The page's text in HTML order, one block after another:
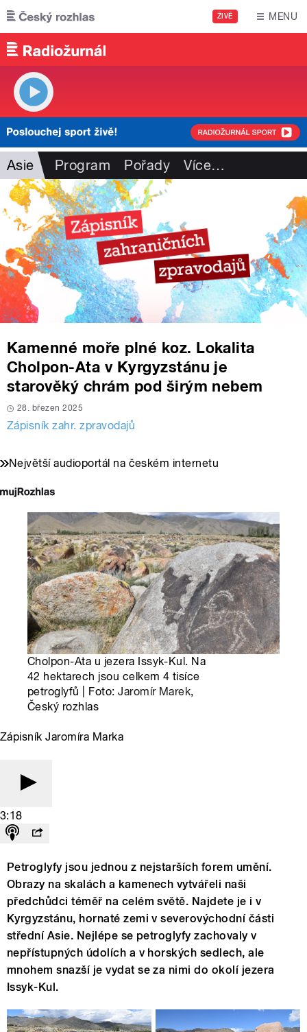
Přejít k hlavnímu obsahu
ŽIVĚ MENU
Asie Program Pořady Více…
Kamenné moře plné koz. Lokalita
Cholpon-Ata v Kyrgyzstánu je
starověký chrám pod širým nebem
28. březen 2025
Zápisník zahr. zpravodajů
Největší audioportál na českém internetu
Cholpon-Ata u jezera Issyk-Kul. Na
42 hektarech jsou celkem 4 tisíce
petroglyfů | Foto:Jaromír Marek,
Český rozhlas
Zápisník Jaromíra Marka
3:18
Petroglyfy jsou jednou z nejstarších forem umění.
Obrazy na skalách a kamenech vytvářeli naši
předchůdci téměř na celém světě. Najdete je i v
Kyrgyzstánu, hornaté zemi v severovýchodní části
střední Asie. Nejlépe se petroglyfy zachovaly v
nepřístupných údolích a v horských sedlech, ale
mnohem snazší je vydat se za nimi do okolí jezera
Issyk-Kul.